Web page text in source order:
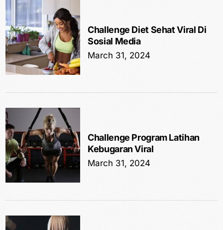
Challenge Diet Sehat Viral Di
Sosial Media
March 31, 2024
Challenge Program Latihan
Kebugaran Viral
March 31, 2024